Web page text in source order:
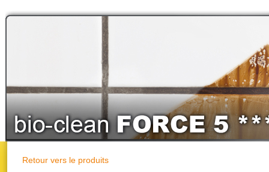
Retour vers le produits